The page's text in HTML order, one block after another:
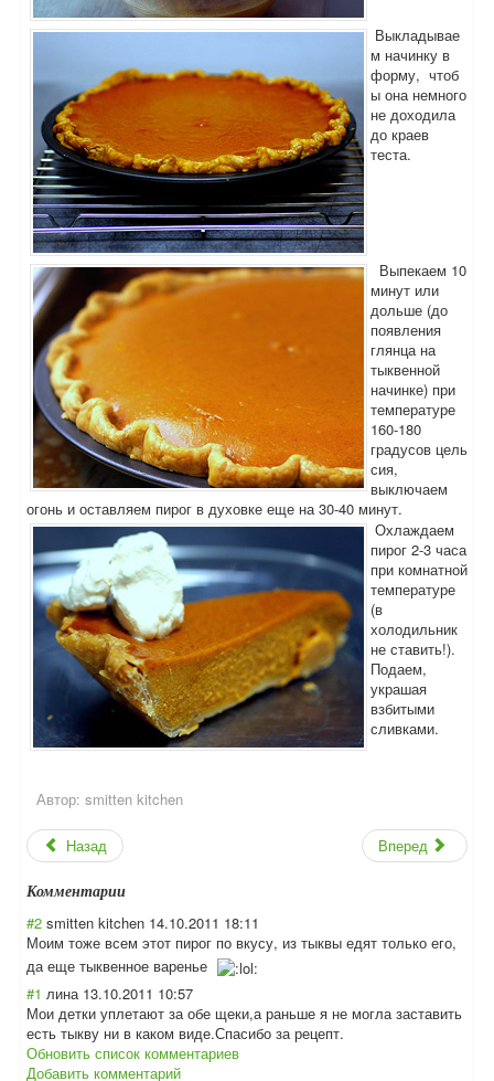
Выкладывае
м начинку в
форму, чтоб
ы она немного
не доходила
до краев
теста.
Выпекаем 10
минут или
дольше (до
появления
глянца на
тыквенной
начинке) при
температуре
160-180
градусов цель
сия,
выключаем
огонь и оставляем пирог в духовке еще на 30-40 минут.
Охлаждаем
пирог 2-3 часа
при комнатной
температуре
(в
холодильник
не ставить!).
Подаем,
украшая
взбитыми
сливками.
Автор: smitten kitchen
Назад Вперед
Комментарии
#2 smitten kitchen 14.10.2011 18:11
Моим тоже всем этот пирог по вкусу, из тыквы едят только его,
да еще тыквенное варенье
#1 лина 13.10.2011 10:57
Мои детки уплетают за обе щеки,а раньше я не могла заставить
есть тыкву ни в каком виде.Спасибо за рецепт.
Обновить список комментариев
Добавить комментарий